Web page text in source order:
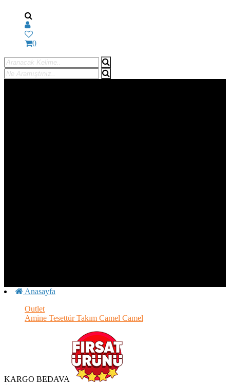
0
Anasayfa
Outlet
Amine Tesettür Takım Camel Camel
KARGO BEDAVA